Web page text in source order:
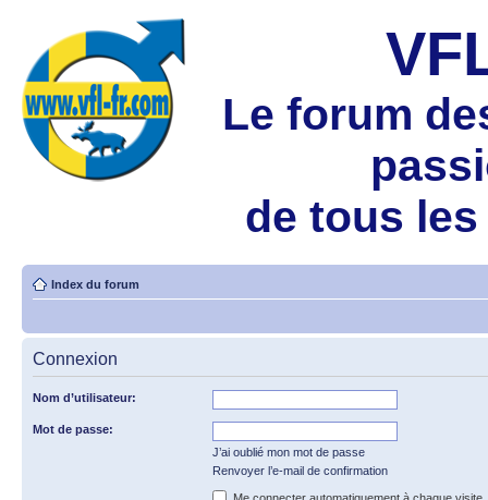
Le forum
de tous
Index du forum
Connexion
Nom d’utilisateur:
Mot de passe:
J’ai oublié mon mot de passe
Renvoyer l’e-mail de confirmation